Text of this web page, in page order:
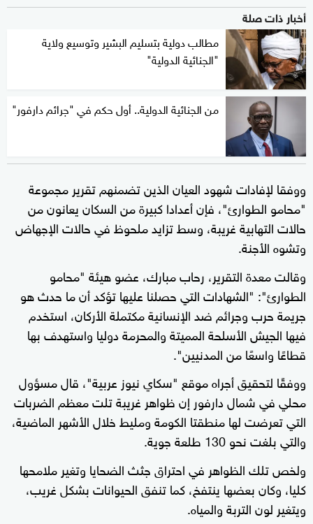
أخبار ذات صلة
مطالب دولية بتسليم البشير وتوسيع ولاية
"الجنائية الدولية"
من الجنائية الدولية.. أول حكم في "جرائم دارفور"
ووفقا لإفادات شهود العيان الذين تضمنهم تقرير مجموعة
"محامو الطوارئ"، فإن أعدادا كبيرة من السكان يعانون من
حالات التهابية غريبة، وسط تزايد ملحوظ في حالات الإجهاض
وتشوه الأجنة.
وقالت معدة التقرير، رحاب مبارك، عضو هيئة "محامو
الطوارئ": "الشهادات التي حصلنا عليها تؤكد أن ما حدث هو
جريمة حرب وجرائم ضد الإنسانية مكتملة الأركان، استخدم
فيها الجيش الأسلحة المميتة والمحرمة دوليا واستهدف بها
قطاعًا واسعًا من المدنيين".
ووفقًا لتحقيق أجراه موقع "سكاي نيوز عربية"، قال مسؤول
محلي في شمال دارفور إن ظواهر غريبة تلت معظم الضربات
التي تعرضت لها منطقتا الكومة ومليط خلال الأشهر الماضية،
والتي بلغت نحو 130 طلعة جوية.
ولخص تلك الظواهر في احتراق جثث الضحايا وتغير ملامحها
كليا، وكان بعضها ينتفخ، كما تنفق الحيوانات بشكل غريب،
ويتغير لون التربة والمياه.